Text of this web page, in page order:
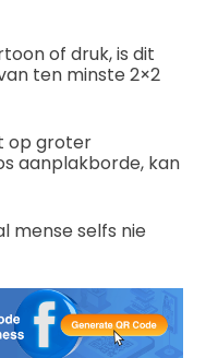
of druk, is dit
ten minste 2×2
op groter
aanplakborde, kan
mense selfs nie